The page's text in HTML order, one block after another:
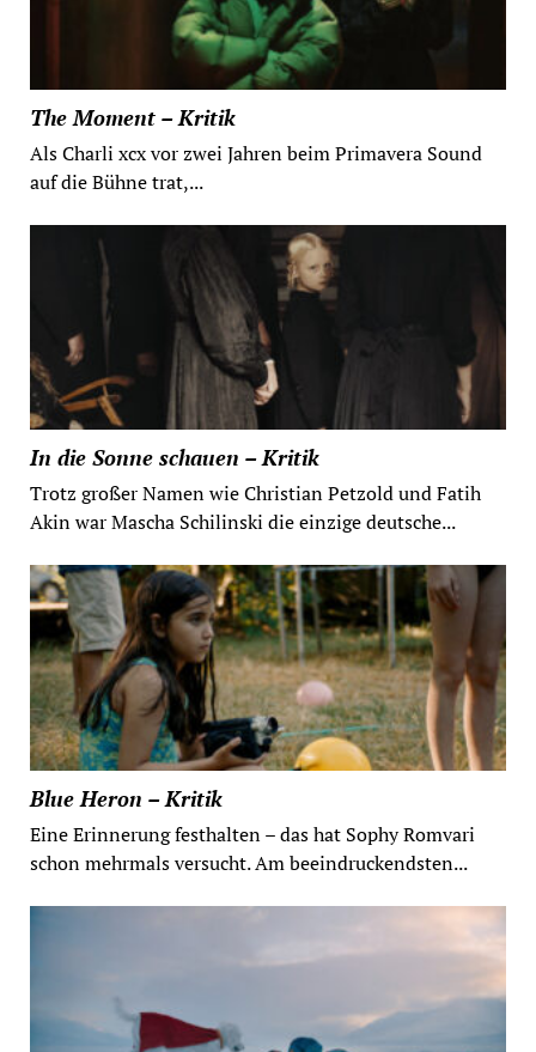
The Moment – Kritik
Als Charli xcx vor zwei Jahren beim Primavera Sound
auf die Bühne trat,...
In die Sonne schauen – Kritik
Trotz großer Namen wie Christian Petzold und Fatih
Akin war Mascha Schilinski die einzige deutsche...
Blue Heron – Kritik
Eine Erinnerung festhalten – das hat Sophy Romvari
schon mehrmals versucht. Am beeindruckendsten...